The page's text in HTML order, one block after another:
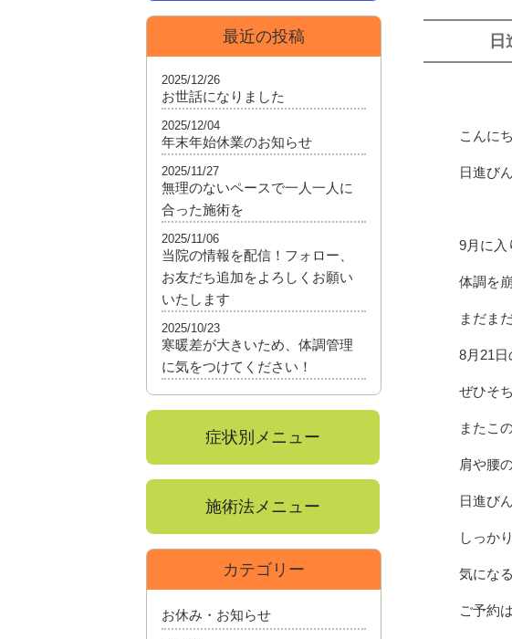
こんに
日進び
9月に入
体調を
まだま
8月21日
ぜひそ
またこ
肩や腰
日進び
しっか
気にな
ご予約
最近の投稿
お世話になりました
2025/12/26
年末年始休業のお知らせ
2025/12/04
無理のないペースで一人一人に
合った施術を
2025/11/27
当院の情報を配信！フォロー、
お友だち追加をよろしくお願い
いたします
2025/11/06
寒暖差が大きいため、体調管理
に気をつけてください！
2025/10/23
症状別メニュー
施術法メニュー
カテゴリー
お休み・お知らせ